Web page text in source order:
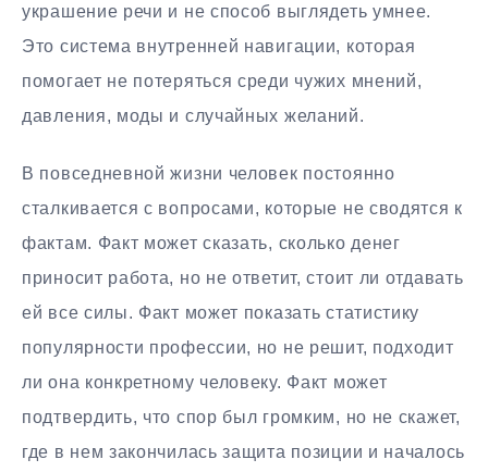
украшение речи и не способ выглядеть умнее.
Это система внутренней навигации, которая
помогает не потеряться среди чужих мнений,
давления, моды и случайных желаний.
В повседневной жизни человек постоянно
сталкивается с вопросами, которые не сводятся к
фактам. Факт может сказать, сколько денег
приносит работа, но не ответит, стоит ли отдавать
ей все силы. Факт может показать статистику
популярности профессии, но не решит, подходит
ли она конкретному человеку. Факт может
подтвердить, что спор был громким, но не скажет,
где в нем закончилась защита позиции и началось